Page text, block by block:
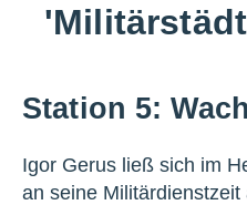
Station 5:
Igor Gerus ließ sich im
an seine Militärdienstzeit